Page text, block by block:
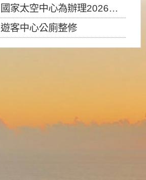
國家太空中心為辦理2026台灣盃火箭競賽，陸、海、空域警戒及協調相關事宜，因颱風備案事宜
遊客中心公廁整修